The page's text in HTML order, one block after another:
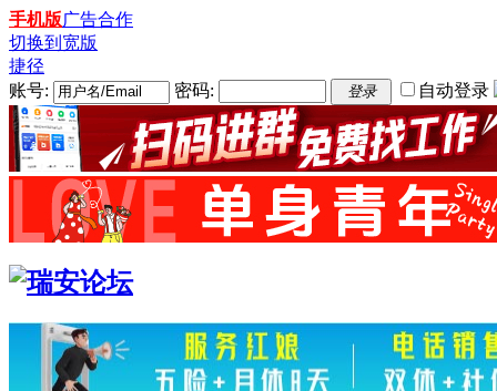
手机版广告合作
切换到宽版
捷径
账号:
密码: 登录 自动登录